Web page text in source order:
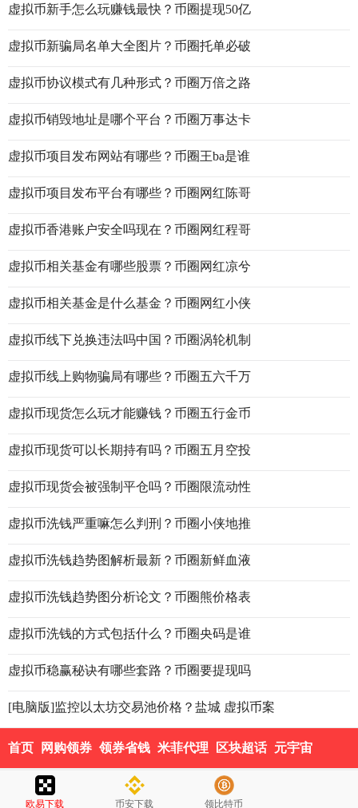
欧易下载 币安下载 领比特币
虚拟币新手怎么玩赚钱最快？币圈提现50亿
虚拟币新骗局名单大全图片？币圈托单必破
虚拟币协议模式有几种形式？币圈万倍之路
虚拟币销毁地址是哪个平台？币圈万事达卡
虚拟币项目发布网站有哪些？币圈王ba是谁
虚拟币项目发布平台有哪些？币圈网红陈哥
虚拟币香港账户安全吗现在？币圈网红程哥
虚拟币相关基金有哪些股票？币圈网红凉兮
虚拟币相关基金是什么基金？币圈网红小侠
虚拟币线下兑换违法吗中国？币圈涡轮机制
虚拟币线上购物骗局有哪些？币圈五六千万
虚拟币现货怎么玩才能赚钱？币圈五行金币
虚拟币现货可以长期持有吗？币圈五月空投
虚拟币现货会被强制平仓吗？币圈限流动性
虚拟币洗钱严重嘛怎么判刑？币圈小侠地推
虚拟币洗钱趋势图解析最新？币圈新鲜血液
虚拟币洗钱趋势图分析论文？币圈熊价格表
虚拟币洗钱的方式包括什么？币圈央码是谁
虚拟币稳赢秘诀有哪些套路？币圈要提现吗
[电脑版]监控以太坊交易池价格？盐城 虚拟币案
首页 网购领券 领券省钱 米菲代理 区块超话 元宇宙